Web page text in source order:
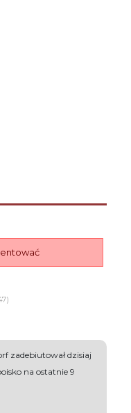
zadebiutował dzisiaj
na ostatnie 9